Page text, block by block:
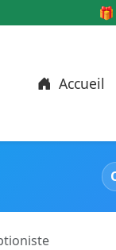
Accueil